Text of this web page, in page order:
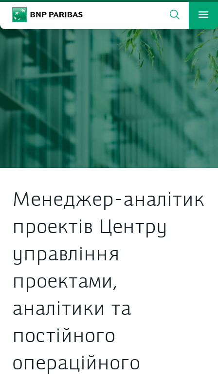
BNP Paribas
Search
Enter the terms to search
Search
Менеджер-аналітик
проектів Центру
управління
проектами,
аналітики та
постійного
операційного